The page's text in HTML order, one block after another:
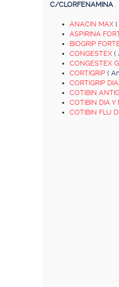
C/CLORFENAMINA
ANACIN MAX
ASPIRINA
BIOGRIP
CONGESTEX (
CONGESTEX
CORTIGRIP (
CORTIGRIP
COTIBIN
COTIBIN DIA Y
COTIBIN FLU